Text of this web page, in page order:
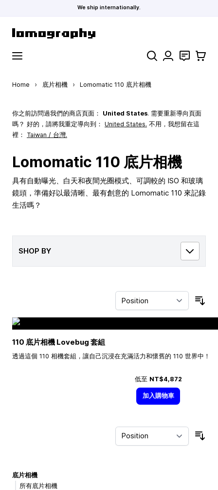
We ship internationally.
Search 聯絡 購物車
Home › 底片相機 › Lomomatic 110 底片相機
你之前訪問過我們的商店頁面： United States. 需要重新導向頁面
嗎？ 好的，請將我重定導向到： United States. 不用，我想留在這
裡： Taiwan / 台灣.
Lomomatic 110 底片相機
具有自動曝光、白天和夜間光圈模式、可調較的 ISO 和玻璃
鏡頭，準備好以最清晰、最有創意的 Lomomatic 110 來記錄
生活嗎？
SHOP BY
110 底片相機 Lovebug 套組
透過這個 110 相機套組，讓自己沉浸在充滿活力和懷舊的 110 世界中！
低至 NT$4,872
加入購物車
底片相機
所有底片相機